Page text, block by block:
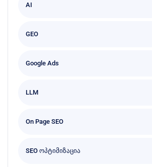
AI
GEO
Google Ads
LLM
On Page SEO
SEO ოპტიმიზაცია